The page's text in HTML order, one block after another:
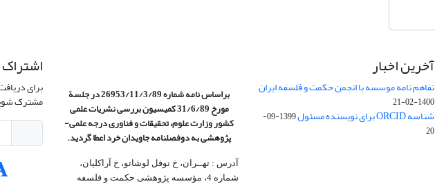
آخرین اخبار
تفاهم نامه موسسه با انجمن حکمت و فلسفه ایران
1400-02-21
شناسه ORCID برای نویسنده مسئول
1399-09-
20
براساس نامه شماره 26953/11/3/89 در جلسة
مورخ 31/6/89 کمیسیون
بررسی نشریات علمی
کشور وزارت علوم، تحقیقات و فناوری درجه علمی‌-
پژوهشیبه دوفصلنامه جاویدان خرد اعطا گردید.
آدرس : تهــران، خ نوفل لوشاتو، خ آراکلیان،
شماره 4،‌ مؤسسه پژوهشی حکمت و فلسفه
برای
مشترک